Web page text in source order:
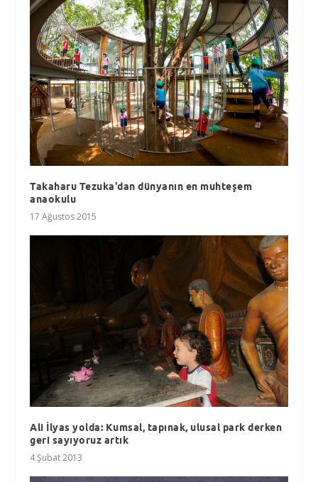
Takaharu Tezuka'dan dünyanın en muhteşem
anaokulu
17 Ağustos 2015
Ali İlyas yolda: Kumsal, tapınak, ulusal park derken
geri sayıyoruz artık
4 Şubat 2013